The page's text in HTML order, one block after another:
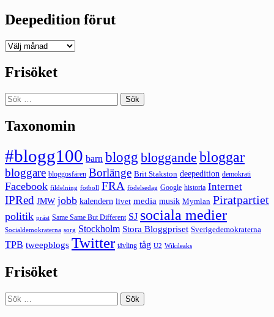
Deepedition förut
Deepedition
Frisöket
Sök
efter:
Taxonomin
#blogg100 barn blogg bloggande bloggar
bloggare bloggosfären Borlänge Brit Stakston deepedition demokrati
Facebook fildelning fotboll FRA födelsedag Google historia Internet
IPRed JMW jobb kalendern livet media musik Mymlan Piratpartiet
politik präst Same Same But Different SJ sociala medier
Socialdemokraterna sorg Stockholm Stora Bloggpriset Sverigedemokraterna
TPB tweepblogs Twitter tävling tåg U2 Wikileaks
Frisöket
Sök
efter: